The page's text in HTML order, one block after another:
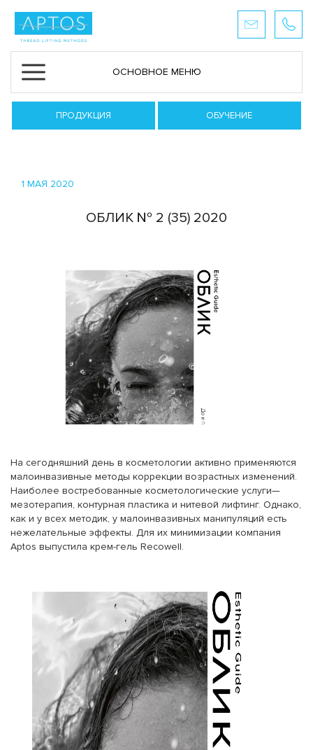
ОСНОВНОЕ МЕНЮ
ПРОДУКЦИЯ ОБУЧЕНИЕ
1 МАЯ 2020
ОБЛИК № 2 (35) 2020
На сегодняшний день в косметологии активно применяются
малоинвазивные методы коррекции возрастных изменений.
Наиболее востребованные косметологические услуги—
мезотерапия, контурная пластика и нитевой лифтинг. Однако,
как и у всех методик, у малоинвазивных манипуляций есть
нежелательные эффекты. Для их минимизации компания
Aptos выпустила крем-гель Recowell.